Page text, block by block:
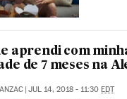
aprendi com
de 7 meses na
| JUL 14, 2018 - 11:30 EDT